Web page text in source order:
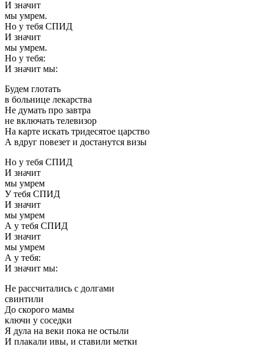
И значит
мы умрем.
Но у тебя СПИД
И значит
мы умрем.
Но у тебя:
И значит мы:
Будем глотать
в больнице лекарства
Не думать про завтра
не включать телевизор
На карте искать тридесятое царство
А вдруг повезет и достанутся визы
Но у тебя СПИД
И значит
мы умрем
У тебя СПИД
И значит
мы умрем
А у тебя СПИД
И значит
мы умрем
А у тебя:
И значит мы:
Не рассчитались с долгами
свинтили
До скорого мамы
ключи у соседки
Я дула на веки пока не остыли
И плакали ивы, и ставили метки